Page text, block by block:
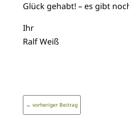
Glück gehabt! – es gibt
Ihr
Ralf Weiß
← vorheriger Beitrag